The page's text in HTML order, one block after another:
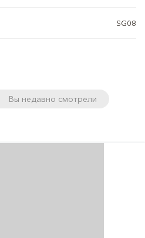
SG08
Вы недавно смотрели